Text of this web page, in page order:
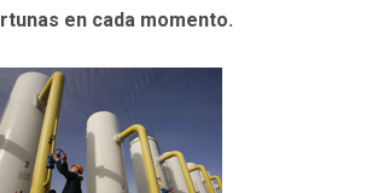
en cada momento.